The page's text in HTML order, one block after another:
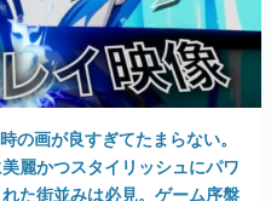
の画が良すぎてたまらない。
麗かつスタイリッシュにパワ
た街並みは必見。ゲーム序盤